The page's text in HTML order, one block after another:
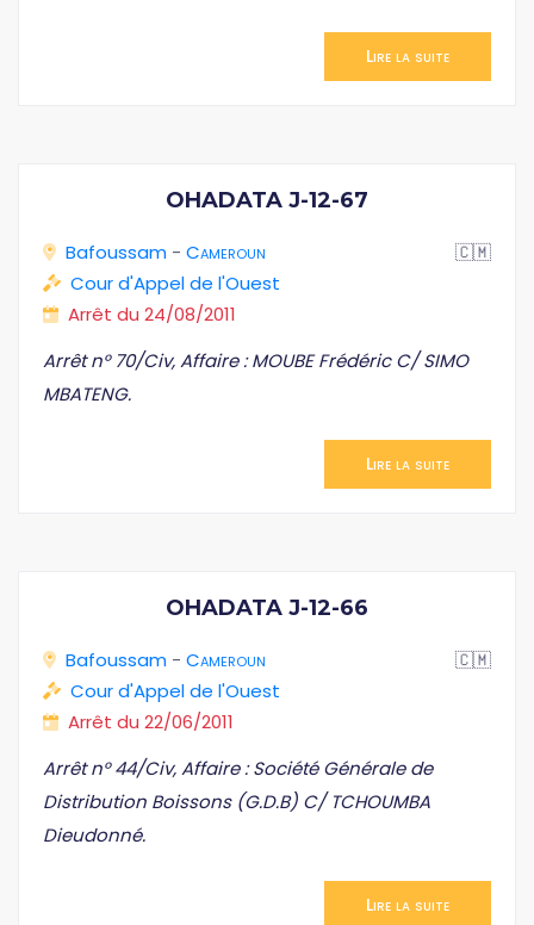
Lire la suite
OHADATA J-12-67
Bafoussam - Cameroun
🇨🇲
Cour d'Appel de l'Ouest
Arrêt du 24/08/2011
Arrêt n° 70/Civ, Affaire : MOUBE Frédéric C/ SIMO
MBATENG.
Lire la suite
OHADATA J-12-66
Bafoussam - Cameroun
🇨🇲
Cour d'Appel de l'Ouest
Arrêt du 22/06/2011
Arrêt n° 44/Civ, Affaire : Société Générale de
Distribution Boissons (G.D.B) C/ TCHOUMBA
Dieudonné.
Lire la suite